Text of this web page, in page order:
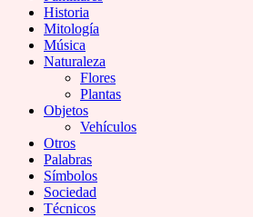
Historia
Mitología
Música
Naturaleza
Flores
Plantas
Objetos
Vehículos
Otros
Palabras
Símbolos
Sociedad
Técnicos